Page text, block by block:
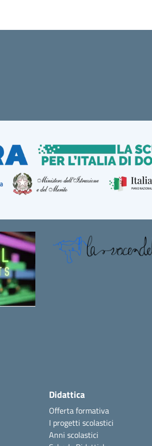
Didattica
Offerta formativa
I progetti scolastici
Anni scolastici